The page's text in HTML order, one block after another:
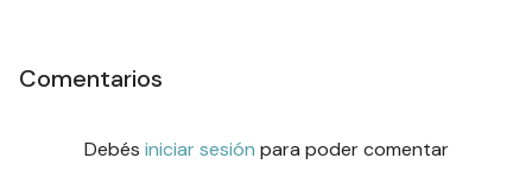
Comentarios
Debés iniciar sesión para poder comentar